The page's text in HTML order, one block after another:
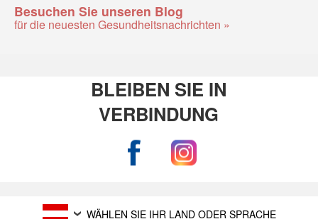
Besuchen Sie unseren Blog
für die neuesten Gesundheitsnachrichten »
BLEIBEN SIE IN
VERBINDUNG
WÄHLEN SIE IHR LAND ODER SPRACHE